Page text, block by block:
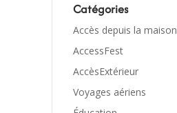
Catégories
Accès depuis la maison
AccessFest
AccèsExtérieur
Voyages aériens